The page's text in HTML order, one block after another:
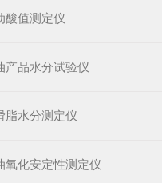
酸值测定仪
产品水分试验仪
脂水分测定仪
氧化安定性测定仪